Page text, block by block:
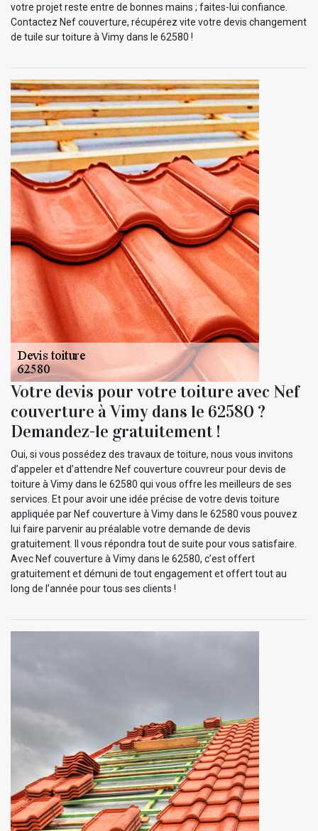
votre projet reste entre de bonnes mains ; faites-lui confiance.
Contactez Nef couverture, récupérez vite votre devis changement
de tuile sur toiture à Vimy dans le 62580 !
Votre devis pour votre toiture avec Nef
couverture à Vimy dans le 62580 ?
Demandez-le gratuitement !
Oui, si vous possédez des travaux de toiture, nous vous invitons
d’appeler et d’attendre Nef couverture couvreur pour devis de
toiture à Vimy dans le 62580 qui vous offre les meilleurs de ses
services. Et pour avoir une idée précise de votre devis toiture
appliquée par Nef couverture à Vimy dans le 62580 vous pouvez
lui faire parvenir au préalable votre demande de devis
gratuitement. Il vous répondra tout de suite pour vous satisfaire.
Avec Nef couverture à Vimy dans le 62580, c’est offert
gratuitement et démuni de tout engagement et offert tout au
long de l’année pour tous ses clients !